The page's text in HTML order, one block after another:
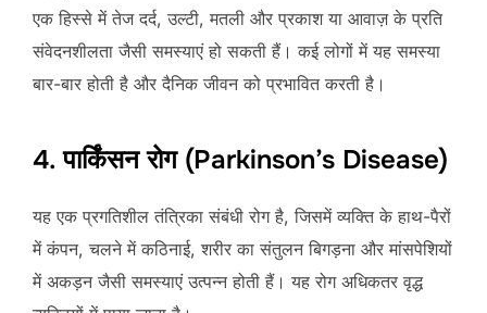
एक हिस्से में तेज दर्द, उल्टी, मतली और प्रकाश या आवाज़ के प्रति
संवेदनशीलता जैसी समस्याएं हो सकती हैं। कई लोगों में यह समस्या
बार-बार होती है और दैनिक जीवन को प्रभावित करती है।
4. पार्किंसन रोग (Parkinson’s Disease)
यह एक प्रगतिशील तंत्रिका संबंधी रोग है, जिसमें व्यक्ति के हाथ-पैरों
में कंपन, चलने में कठिनाई, शरीर का संतुलन बिगड़ना और मांसपेशियों
में अकड़न जैसी समस्याएं उत्पन्न होती हैं। यह रोग अधिकतर वृद्ध